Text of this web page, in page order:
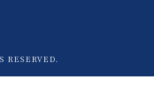
RESERVED.